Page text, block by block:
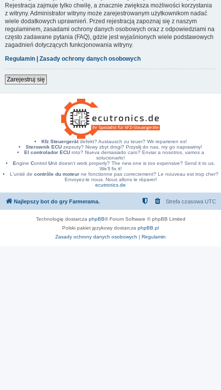
Rejestracja zajmuje tylko chwilę, a znacznie zwiększa możliwości korzystania
z witryny. Administrator witryny może zarejestrowanym użytkownikom nadać
wiele dodatkowych uprawnień. Przed rejestracją zapoznaj się z naszym
regulaminem, zasadami ochrony danych osobowych oraz z odpowiedziami na
często zadawane pytania (FAQ), gdzie jest wyjaśnionych wiele podstawowych
zagadnień dotyczących funkcjonowania witryny.
Regulamin | Zasady ochrony danych osobowych
Zarejestruj się
Kfz Steuergerätdefekt? Austausch zu teuer? Wir reparieren es!
Sterownik ECU zepsuty? Nowy zbyt drogi? Przyslij do nas, my go naprawimy!
El controlador ECUroto? Nueva demasiado caro? Enviar a nosotros, vamos a
solucionarlo!
Engine Control Unit doesn't work properly? The new one is too expensive? Send it to us.
We'll fix it!
L'unité de contrôle du moteurne fonctionne pas correctement? Le nouveau est trop cher?
Envoyez-le nous. Nous allons le réparer!
ecutronics.de
Najlepszy bot do gry Farmerama. Strefa czasowa UTC
Technologię dostarcza phpBB® Forum Software © phpBB Limited
Polski pakiet językowy dostarcza phpBB.pl
Zasady ochrony danych osobowych | Regulamin